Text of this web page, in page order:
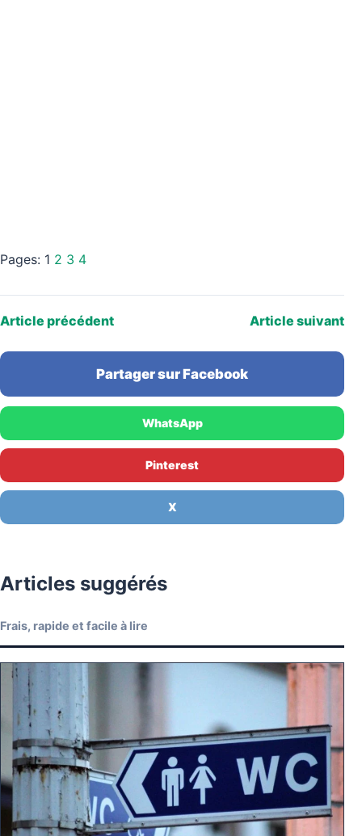
Pages: 1 2 3 4
Article précédent Article suivant
Partager sur Facebook
WhatsApp
Pinterest
X
Articles suggérés
Frais, rapide et facile à lire